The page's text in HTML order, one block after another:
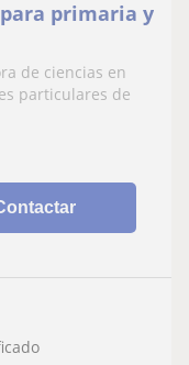
primaria y
de ciencias en
particulares de